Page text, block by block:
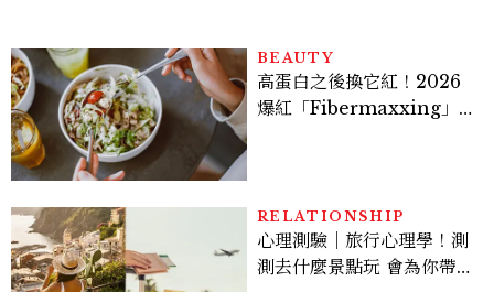
BEAUTY
高蛋白之後換它紅！2026
爆紅「Fibermaxxing」
RELATIONSHIP
心理測驗｜旅行心理學！測
測去什麼景點玩 會為你帶來